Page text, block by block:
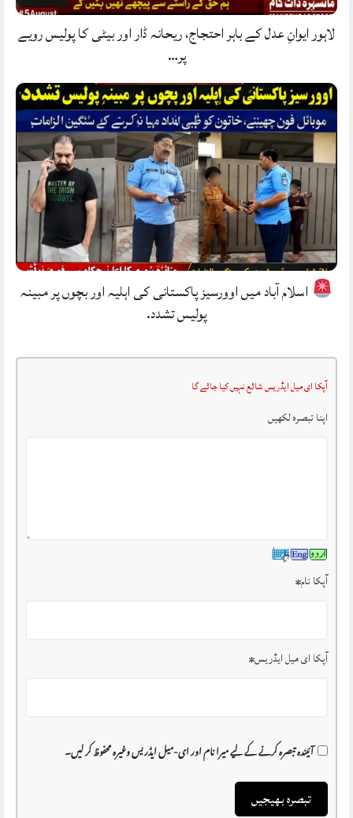
لاہور ایوانِ عدل کے باہر احتجاج، ریحانہ ڈار اور بیٹی کا پولیس رویے
پر…
اسلام آباد میں اوورسیز پاکستانی کی اہلیہ اور بچوں پر مبینہ
پولیس تشدد.
آپکا ای میل ایڈریس شائع نہیں کیا جائے گا
اپنا تبصرہ لکھیں
آپکا نام*
آپکا ای میل ایڈریس*
آئیندہ تبصرہ کرنے کے لیے میرا نام اور ای-میل ایڈریس وغیرہ محفوظ کر لیں۔